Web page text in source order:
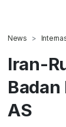
News
Iran-
AS